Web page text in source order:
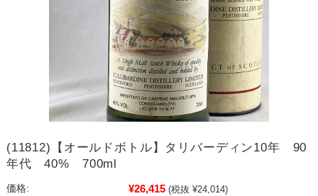
(11812)【オールドボトル】タリバーディン10年 90
年代 40% 700ml
価格: ¥26,415 (税抜 ¥24,014)